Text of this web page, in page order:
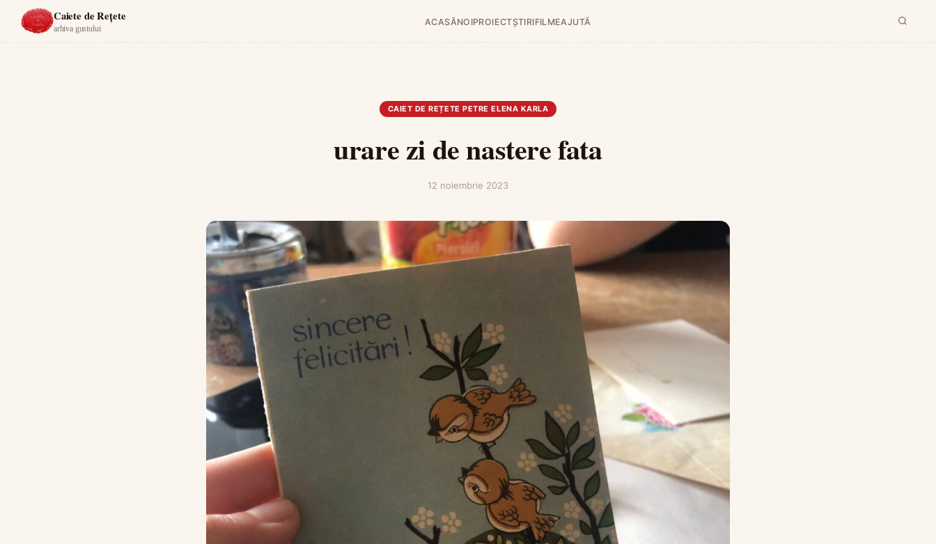
Caiete de Rețete
arhiva gustului
ACASĂNOIPROIECTȘTIRIFILMEAJUTĂ
CAIET DE REȚETE PETRE ELENA KARLA
urare zi de nastere fata
12 noiembrie 2023